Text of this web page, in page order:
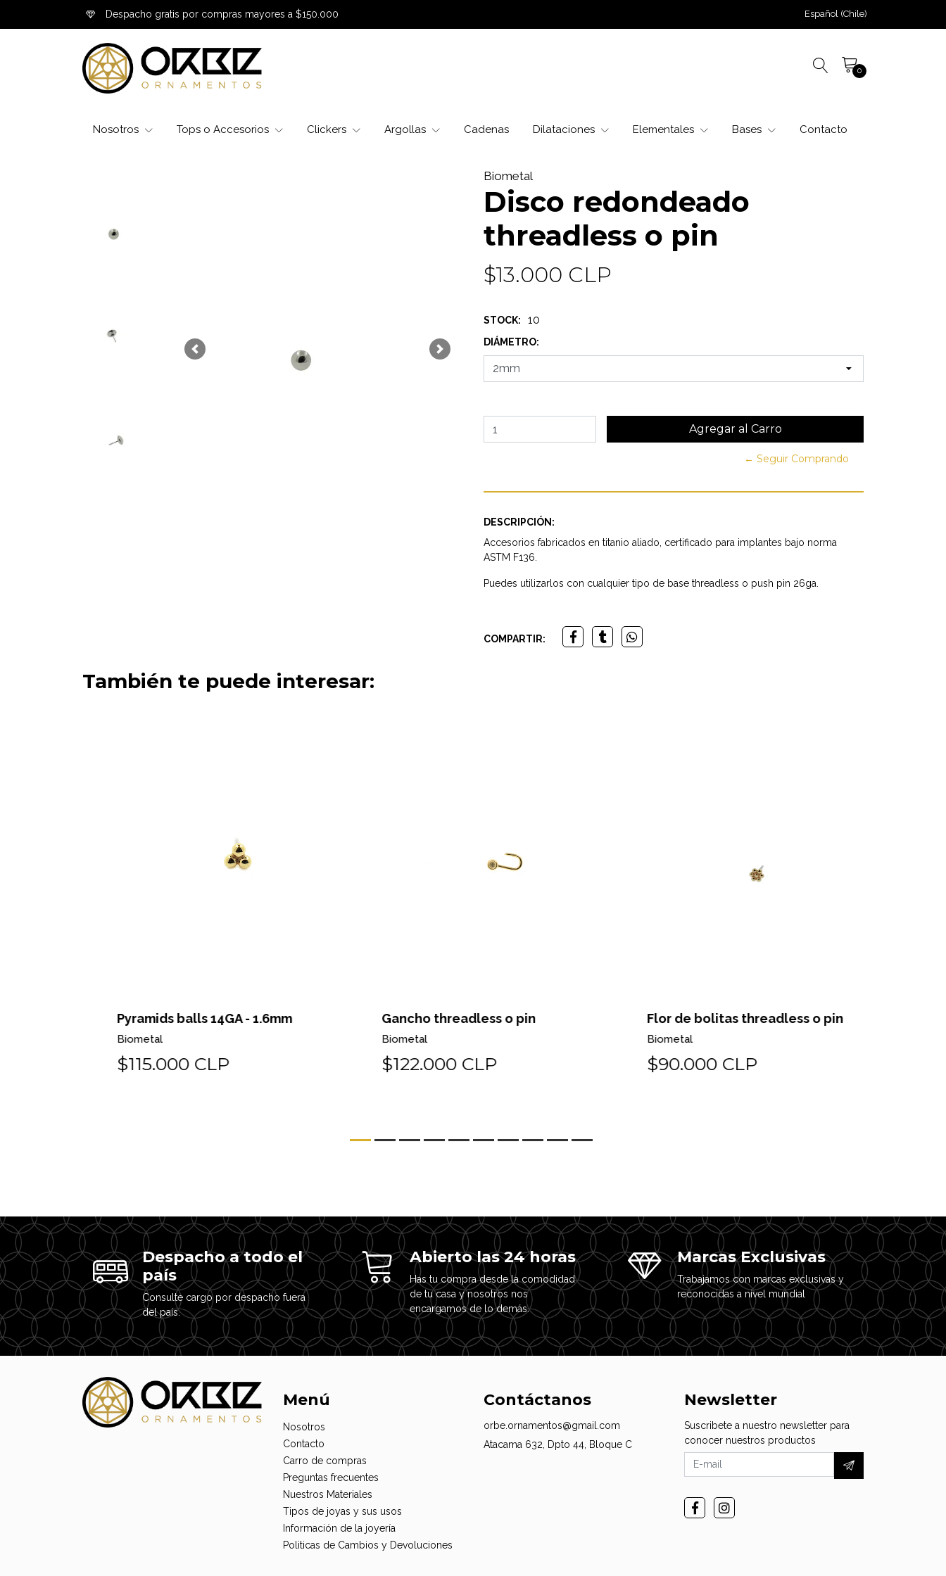
Despacho gratis por compras mayores a $150.000 Español (Chile)
0
Nosotros Tops o Accesorios Clickers Argollas Cadenas Dilataciones Elementales Bases Contacto
Previous Next
Biometal
Disco redondeado
threadless o pin
$13.000 CLP
STOCK: 10
DIÁMETRO:
← Seguir Comprando
DESCRIPCIÓN:
Accesorios fabricados en titanio aliado, certificado para implantes bajo norma
ASTM F136.
Puedes utilizarlos con cualquier tipo de base threadless o push pin 26ga.
COMPARTIR:
También te puede interesar:
Pyramids balls 14GA - 1.6mm
Biometal
$115.000 CLP
Gancho threadless o pin
Biometal
$122.000 CLP
Flor de bolitas threadless o pin
Biometal
$90.000 CLP
Despacho a todo el
país
Consulte cargo por despacho fuera
del país.
Abierto las 24 horas
Has tu compra desde la comodidad
de tu casa y nosotros nos
encargamos de lo demás.
Marcas Exclusivas
Trabajamos con marcas exclusivas y
reconocidas a nivel mundial
Menú
Nosotros
Contacto
Carro de compras
Preguntas frecuentes
Nuestros Materiales
Tipos de joyas y sus usos
Información de la joyería
Politicas de Cambios y Devoluciones
Contáctanos
orbe.ornamentos@gmail.com
Atacama 632, Dpto 44, Bloque C
Newsletter
Suscribete a nuestro newsletter para
conocer nuestros productos